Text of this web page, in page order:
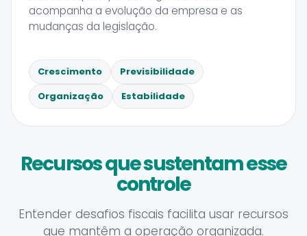
acompanha a evolução da empresa e as
mudanças da legislação.
Crescimento
Previsibilidade
Organização
Estabilidade
Recursos que sustentam esse
controle
Entender desafios fiscais facilita usar recursos
que mantêm a operação organizada.